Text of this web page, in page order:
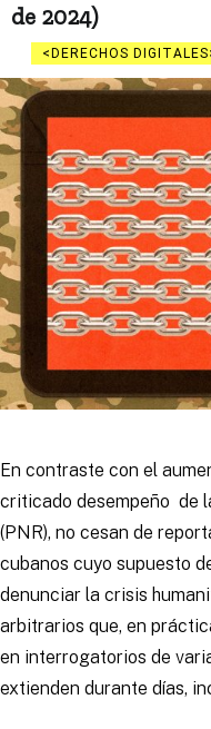
de 2024)
DERECHOS DIGITALES
En contraste con el
criticado desempeño de
(PNR), no cesan de
cubanos cuyo supuesto
denunciar la crisis
arbitrarios que, en
en interrogatorios de
extienden durante días,